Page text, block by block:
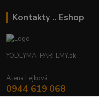
Kontakty .. Eshop
YODEYMA-PARFEMY.sk
Alena Lejková
0944 619 068
Nonstop